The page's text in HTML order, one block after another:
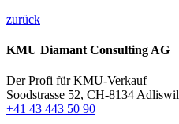
zurück
KMU Diamant Consulting AG
Der Profi für KMU-Verkauf
Soodstrasse 52, CH-8134 Adliswil
+41 43 443 50 90